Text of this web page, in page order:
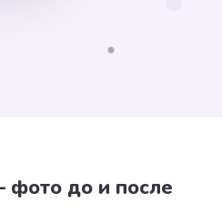
фото до и после